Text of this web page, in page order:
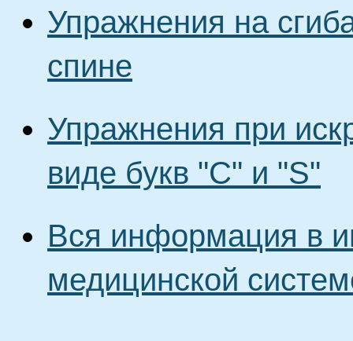
Упражнения на
спине
Упражнения при
виде букв "С" и "S"
Вся информация в
медицинской